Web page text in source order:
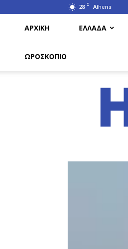
28 C Athens
ΑΡΧΙΚΗ ΕΛΛΑΔΑ
ΩΡΟΣΚΟΠΙΟ